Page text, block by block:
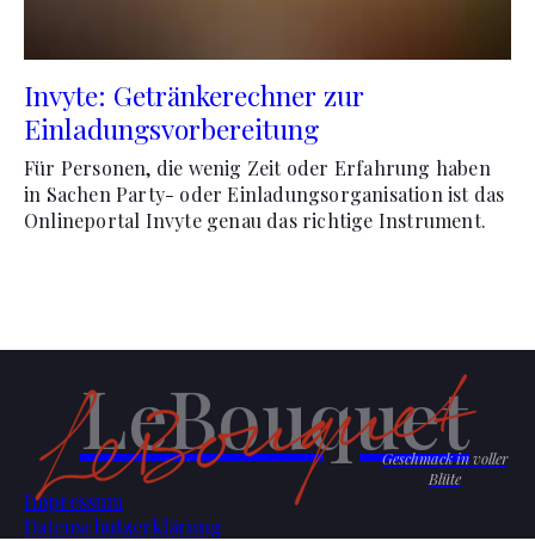
Invyte: Getränkerechner zur
Einladungsvorbereitung
Für Personen, die wenig Zeit oder Erfahrung haben
in Sachen Party- oder Einladungsorganisation ist das
Onlineportal Invyte genau das richtige Instrument.
LeBouquet
Geschmack in voller
Blüte
Impressum
Datenschutzerklärung